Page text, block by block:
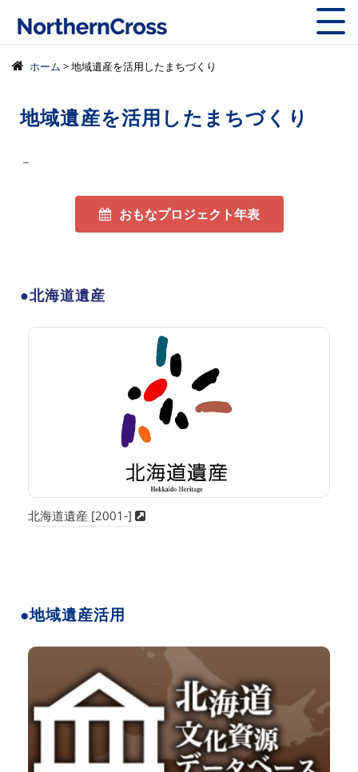
株式会社ノーザン
ホーム > 地域遺産を活用したまちづくり
地域遺産を活用したまちづくり
－
おもなプロジェクト年表
●北海道遺産
北海道遺産 [2001-]
●地域遺産活用